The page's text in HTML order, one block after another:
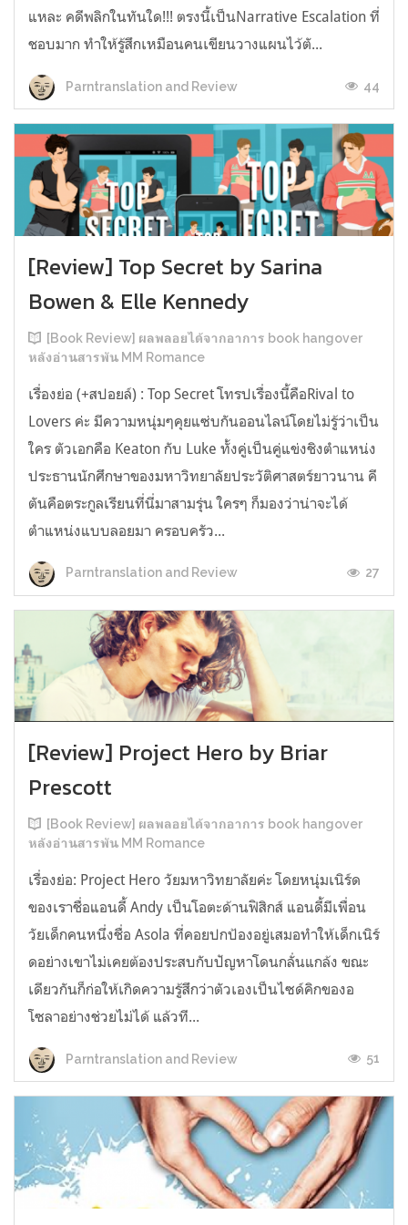
แหละ คดีพลิกในทันใด!!! ตรงนี้เป็นNarrative Escalation ที่
ชอบมาก ทำให้รู้สึกเหมือนคนเขียนวางแผนไว้ตั...
Parntranslation and Review 44
[Review] Top Secret by Sarina
Bowen & Elle Kennedy
[Book Review] ผลพลอยได้จากอาการ book hangover
หลังอ่านสารพัน MM Romance
เรื่องย่อ (+สปอยล์) : Top Secret โทรปเรื่องนี้คือRival to
Lovers ค่ะ มีความหนุ่มๆคุยแซ่บกันออนไลน์โดยไม่รู้ว่าเป็น
ใคร ตัวเอกคือ Keaton กับ Luke ทั้งคู่เป็นคู่แข่งชิงตำแหน่ง
ประธานนักศึกษาของมหาวิทยาลัยประวัติศาสตร์ยาวนาน คี
ตันคือตระกูลเรียนที่นี่มาสามรุ่น ใครๆ ก็มองว่าน่าจะได้
ตำแหน่งแบบลอยมา ครอบครัว...
Parntranslation and Review 27
[Review] Project Hero by Briar
Prescott
[Book Review] ผลพลอยได้จากอาการ book hangover
หลังอ่านสารพัน MM Romance
เรื่องย่อ: Project Hero วัยมหาวิทยาลัยค่ะ โดยหนุ่มเนิร์ด
ของเราชื่อแอนดี้ Andy เป็นโอตะด้านฟิสิกส์ แอนดี้มีเพื่อน
วัยเด็กคนหนึ่งชื่อ Asola ที่คอยปกป้องอยู่เสมอทำให้เด็กเนิร์
ดอย่างเขาไม่เคยต้องประสบกับปัญหาโดนกลั่นแกล้ง ขณะ
เดียวกันก็ก่อให้เกิดความรู้สึกว่าตัวเองเป็นไซด์คิกของอ
โซลาอย่างช่วยไม่ได้ แล้วที...
Parntranslation and Review 51